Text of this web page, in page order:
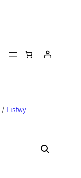
/ Listwy